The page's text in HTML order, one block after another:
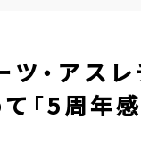
・アス
「5周年